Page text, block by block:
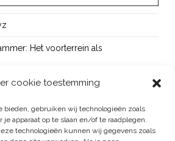
cookie toestemming
bieden, gebruiken wij technologieën zoals
je apparaat op te slaan en/of te raadplegen.
technologieën kunnen wij gegevens zoals
Het voorterrein als
signaleren, duiden en handelen
jeugdmonitor Aruba